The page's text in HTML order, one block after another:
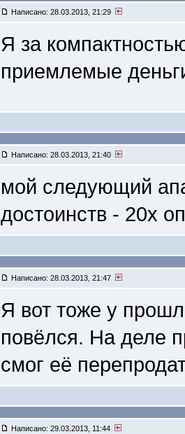
Написано: 28.03.2013, 21:29
Я за
приемлемые
Написано: 28.03.2013, 21:40
мой следующий
достоинств - 20х
Написано: 28.03.2013, 21:47
Я вот тоже у
повёлся. На деле
смог её
Написано: 29.03.2013, 11:44